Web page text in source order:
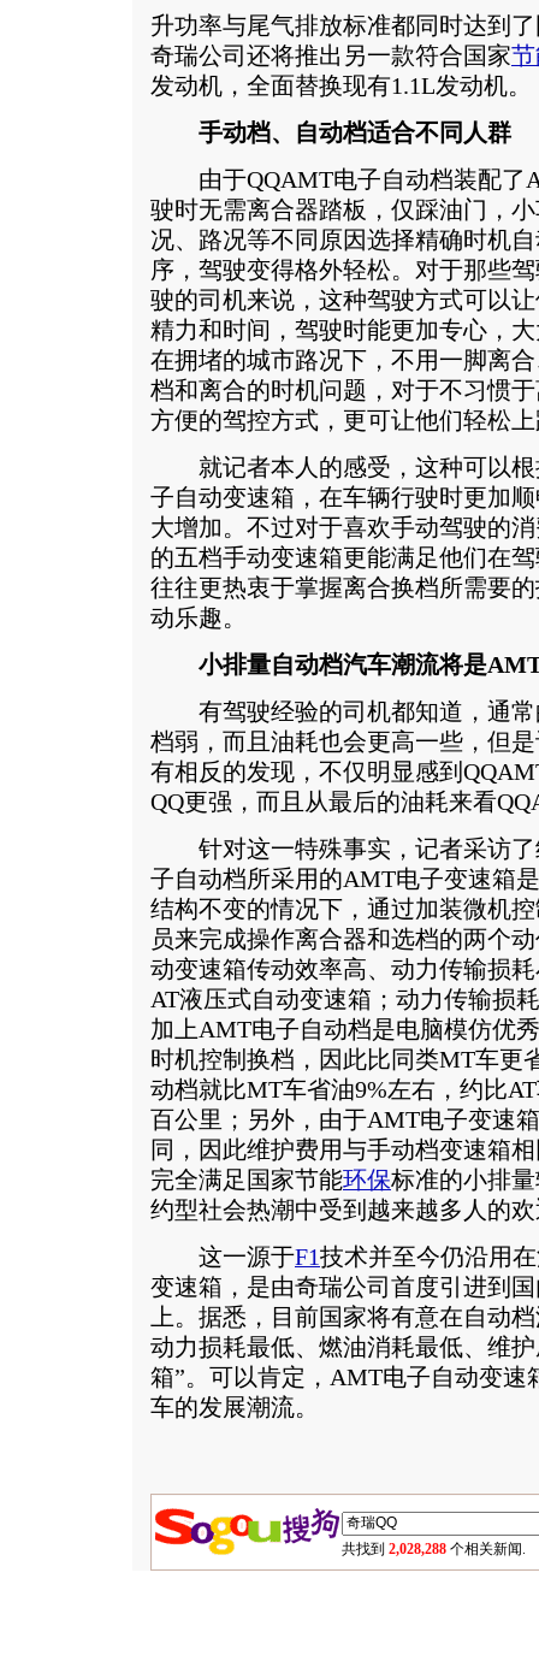
升功率与尾气排放标准都同时达到
奇瑞公司还将推出另一款符合国家
发动机，全面替换现有1.1L发动机。
手动档、自动档适合不同人群
由于QQAMT电子自动档装配了
驶时无需离合器踏板，仅踩油门，
况、路况等不同原因选择精确时机
序，驾驶变得格外轻松。对于那些
驶的司机来说，这种驾驶方式可以
精力和时间，驾驶时能更加专心，
在拥堵的城市路况下，不用一脚离
档和离合的时机问题，对于不习惯
方便的驾控方式，更可让他们轻松
就记者本人的感受，这种可以根
子自动变速箱，在车辆行驶时更加
大增加。不过对于喜欢手动驾驶的
的五档手动变速箱更能满足他们在
往往更热衷于掌握离合换档所需要
动乐趣。
小排量自动档汽车潮流将是
有驾驶经验的司机都知道，通常
档弱，而且油耗也会更高一些，但
有相反的发现，不仅明显感到
QQ更强，而且从最后的油耗来看
针对这一特殊事实，记者采访了
子自动档所采用的AMT电子变速箱
结构不变的情况下，通过加装微机
员来完成操作离合器和选档的两个
动变速箱传动效率高、动力传输损
AT液压式自动变速箱；动力传输损
加上AMT电子自动档是电脑模仿优
时机控制换档，因此比同类MT车更
动档就比MT车省油9%左右，约比
百公里；另外，由于AMT电子变速
同，因此维护费用与手动档变速箱
完全满足国家节能环保标准的小排
约型社会热潮中受到越来越多人的
这一源于F1技术并至今仍沿用
变速箱，是由奇瑞公司首度引进到
上。据悉，目前国家将有意在自动
动力损耗最低、燃油消耗最低、维
箱”。可以肯定，AMT电子自动变速
车的发展潮流。
共找到 2,028,288 个相关新闻.